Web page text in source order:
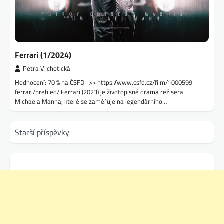
Ferrari (1/2024)
Petra Vrchotická
Hodnocení: 70 % na ČSFD ->> https://www.csfd.cz/film/1000599-
ferrari/prehled/ Ferrari (2023) je životopisné drama režiséra
Michaela Manna, které se zaměřuje na legendárního…
Navigace
pro
Starší příspěvky